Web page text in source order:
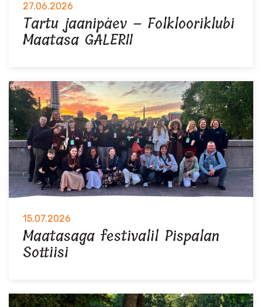
27.06.2026
Tartu jaanipäev – Folklooriklubi
Maatasa GALERII
15.07.2026
Maatasaga festivalil Pispalan
Sottiisi